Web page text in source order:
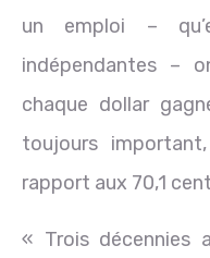
un emploi –
indépendantes –
chaque dollar
toujours
rapport aux 70,1
« Trois décennies